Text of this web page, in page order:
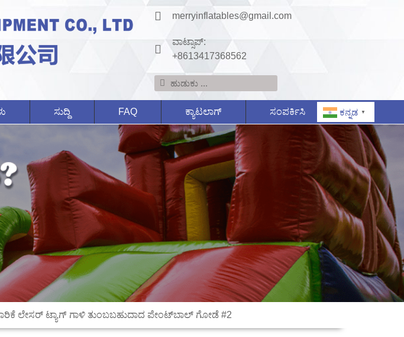
merryinflatables@gmail.com
ವಾಟ್ಸಾಪ್:
+8613417368562
ಸುದ್ದಿ FAQ ಕ್ಯಾಟಲಾಗ್ ಸಂಪರ್ಕಿಸಿ ಕನ್ನಡ ▼
ಲೇಸರ್ ಟ್ಯಾಗ್ ಗಾಳಿ ತುಂಬಬಹುದಾದ ಪೇಂಟ್‌ಬಾಲ್ ಗೋಡೆ #2